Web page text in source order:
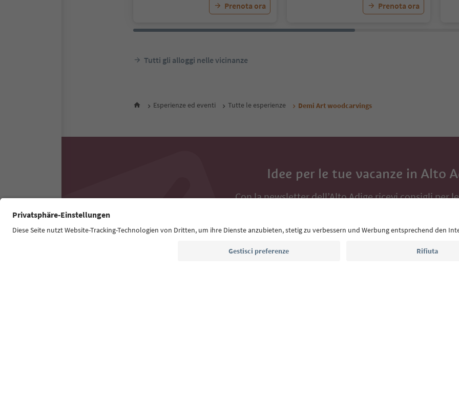
Prenota ora Prenota ora
Tutti gli alloggi nelle vicinanze
Esperienze ed eventi Tutte le esperienze Demi Art woodcarvings
Idee per le tue vacanze in Alto
Con la newsletter dell’Alto Adige ricevi consigli per